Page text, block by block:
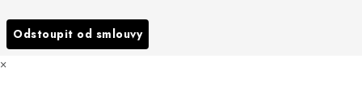
Všechny značky
Odstoupit od smlouvy
×